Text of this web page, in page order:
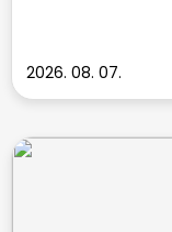
2026. 08. 07.